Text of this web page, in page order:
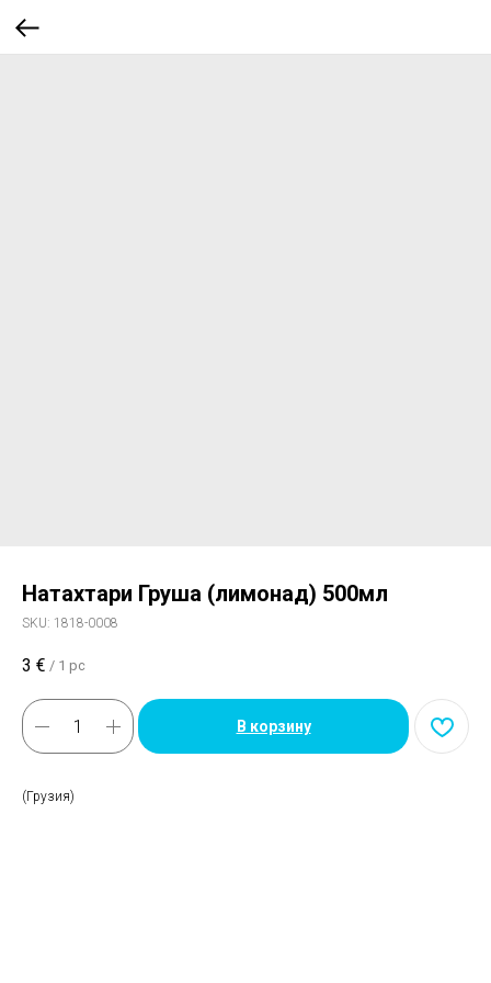
Натахтари Груша (лимонад) 500мл
SKU: 1818-0008
3 € / 1 pc
В корзину
(Грузия)